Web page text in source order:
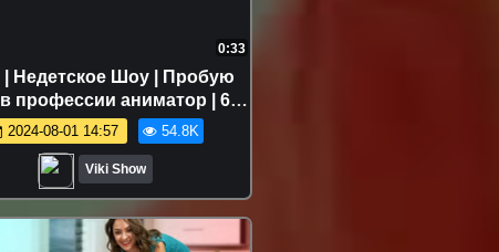
0:33
| Недетское Шоу | Пробую
профессии аниматор | 6
выпуск
2024-08-01 14:57 54.8K
Viki Show